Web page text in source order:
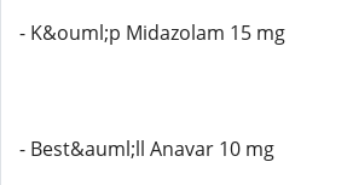
- K&ouml;p Midazolam 15 mg
- Best&auml;ll Anavar 10 mg